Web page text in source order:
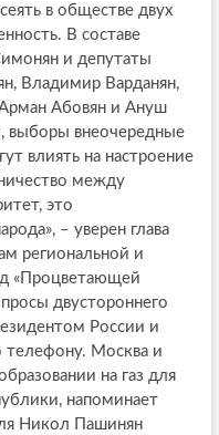
в обществе двух
В составе
и депутаты
Владимир Варданян,
Абовян и Ануш
выборы внеочередные
влиять на настроение
между
это
– уверен глава
региональной и
«Процветающей
двустороннего
России и
Москва и
на газ для
напоминает
Никол Пашинян